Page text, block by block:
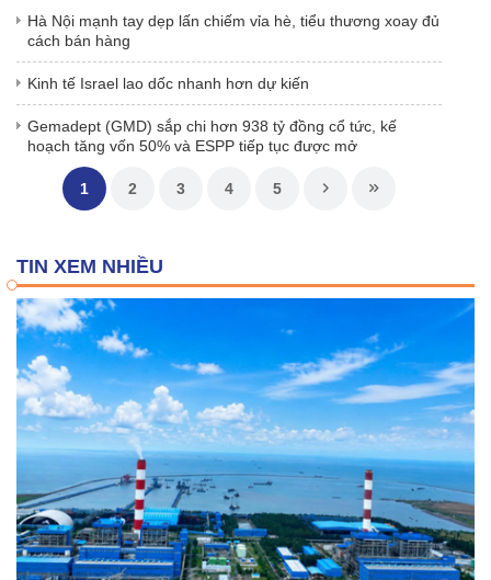
Hà Nội mạnh tay dẹp lấn chiếm vỉa hè, tiểu thương xoay đủ
cách bán hàng
Kinh tế Israel lao dốc nhanh hơn dự kiến
Gemadept (GMD) sắp chi hơn 938 tỷ đồng cổ tức, kế
hoạch tăng vốn 50% và ESPP tiếp tục được mở
1 2 3 4 5
TIN XEM NHIỀU